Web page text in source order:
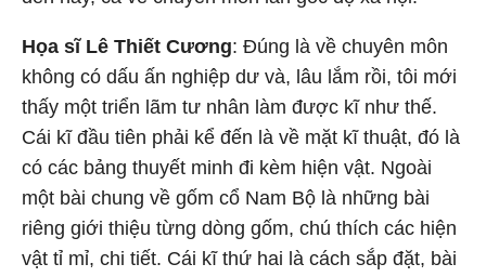
Họa sĩ Lê Thiết Cương: Đúng là về chuyên môn
không có dấu ấn nghiệp dư và, lâu lắm rồi, tôi mới
thấy một triển lãm tư nhân làm được kĩ như thế.
Cái kĩ đầu tiên phải kể đến là về mặt kĩ thuật, đó là
có các bảng thuyết minh đi kèm hiện vật. Ngoài
một bài chung về gốm cổ Nam Bộ là những bài
riêng giới thiệu từng dòng gốm, chú thích các hiện
vật tỉ mỉ, chi tiết. Cái kĩ thứ hai là cách sắp đặt, bài